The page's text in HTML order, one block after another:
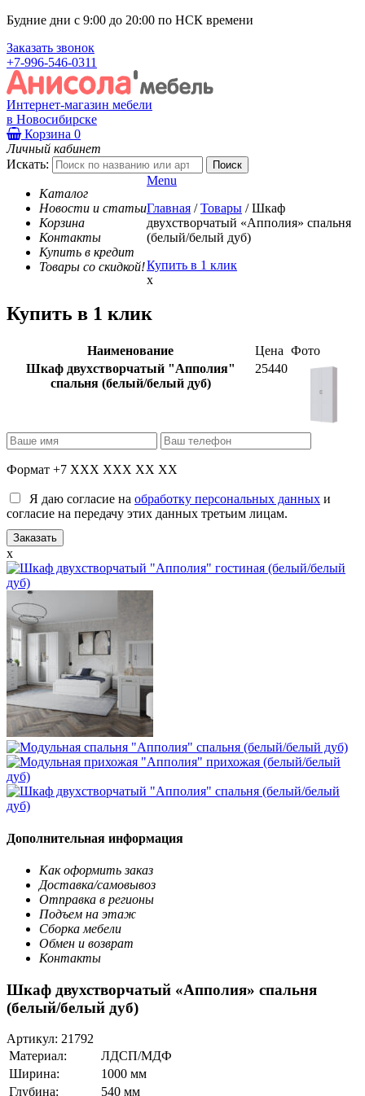
Будние дни с 9:00 до 20:00 по НСК времени
Заказать звонок
+7-996-546-0311
Интернет-магазин мебели
в Новосибирске
Корзина 0
Личный кабинет
Искать:
Каталог
Новости и статьи
Корзина
Контакты
Купить в кредит
Товары со скидкой!
Menu
Главная / Товары / Шкаф
двухстворчатый «Апполия» спальня
(белый/белый дуб)
Купить в 1 клик
x
Купить в 1 клик
Наименование Цена Фото
Шкаф двухстворчатый "Апполия"
спальня (белый/белый дуб)
25440
Формат +7 XXX XXX XX XX
Я даю согласие на обработку персональных данных и
согласие на передачу этих данных третьим лицам.
x
Дополнительная информация
Как оформить заказ
Доставка/самовывоз
Отправка в регионы
Подъем на этаж
Сборка мебели
Обмен и возврат
Контакты
Шкаф двухстворчатый «Апполия» спальня
(белый/белый дуб)
Артикул: 21792
Материал:
ЛДСП/МДФ
Ширина:
1000 мм
Глубина:
540 мм